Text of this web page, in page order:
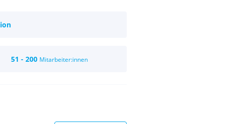
51 - 200 Mitarbeiter:innen